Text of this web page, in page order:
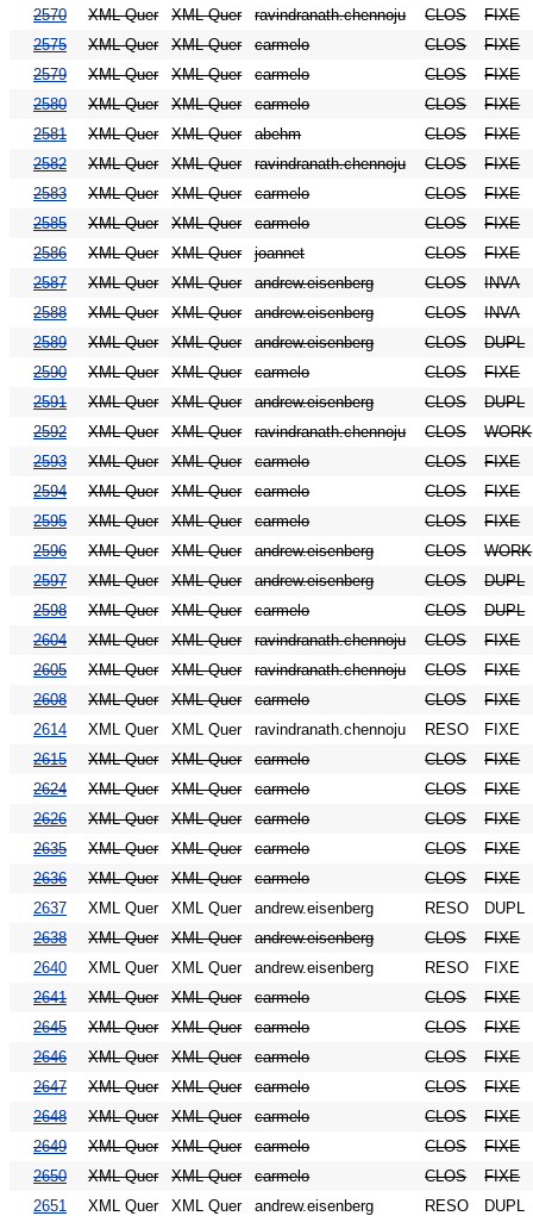
2570
XML Quer XML Quer ravindranath.chennoju CLOS
FIXE
2575
XML Quer XML Quer carmelo CLOS
FIXE
2579
XML Quer XML Quer carmelo CLOS
FIXE
2580
XML Quer XML Quer carmelo CLOS
FIXE
2581
XML Quer XML Quer abehm CLOS
FIXE
2582
XML Quer XML Quer ravindranath.chennoju CLOS
FIXE
2583
XML Quer XML Quer carmelo CLOS
FIXE
2585
XML Quer XML Quer carmelo CLOS
FIXE
2586
XML Quer XML Quer joannet CLOS
FIXE
2587
XML Quer XML Quer andrew.eisenberg CLOS
INVA
2588
XML Quer XML Quer andrew.eisenberg CLOS
INVA
2589
XML Quer XML Quer andrew.eisenberg CLOS
DUPL
2590
XML Quer XML Quer carmelo CLOS
FIXE
2591
XML Quer XML Quer andrew.eisenberg CLOS
DUPL
2592
XML Quer XML Quer ravindranath.chennoju CLOS
WORK
2593
XML Quer XML Quer carmelo CLOS
FIXE
2594
XML Quer XML Quer carmelo CLOS
FIXE
2595
XML Quer XML Quer carmelo CLOS
FIXE
2596
XML Quer XML Quer andrew.eisenberg CLOS
WORK
2597
XML Quer XML Quer andrew.eisenberg CLOS
DUPL
2598
XML Quer XML Quer carmelo CLOS
DUPL
2604
XML Quer XML Quer ravindranath.chennoju CLOS
FIXE
2605
XML Quer XML Quer ravindranath.chennoju CLOS
FIXE
2608
XML Quer XML Quer carmelo CLOS
FIXE
2614
XML Quer XML Quer ravindranath.chennoju RESO
FIXE
2615
XML Quer XML Quer carmelo CLOS
FIXE
2624
XML Quer XML Quer carmelo CLOS
FIXE
2626
XML Quer XML Quer carmelo CLOS
FIXE
2635
XML Quer XML Quer carmelo CLOS
FIXE
2636
XML Quer XML Quer carmelo CLOS
FIXE
2637
XML Quer XML Quer andrew.eisenberg RESO
DUPL
2638
XML Quer XML Quer andrew.eisenberg CLOS
FIXE
2640
XML Quer XML Quer andrew.eisenberg RESO
FIXE
2641
XML Quer XML Quer carmelo CLOS
FIXE
2645
XML Quer XML Quer carmelo CLOS
FIXE
2646
XML Quer XML Quer carmelo CLOS
FIXE
2647
XML Quer XML Quer carmelo CLOS
FIXE
2648
XML Quer XML Quer carmelo CLOS
FIXE
2649
XML Quer XML Quer carmelo CLOS
FIXE
2650
XML Quer XML Quer carmelo CLOS
FIXE
2651
XML Quer XML Quer andrew.eisenberg RESO
DUPL